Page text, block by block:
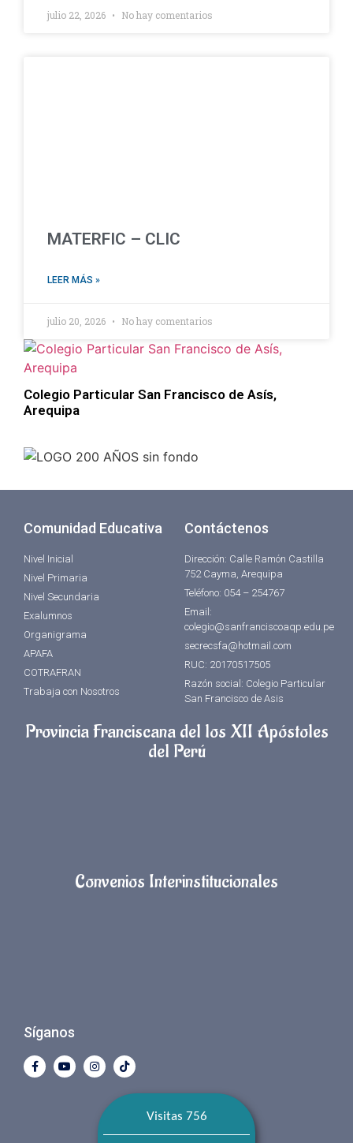
Colegio Particular San Francisco de Asís,
Arequipa
julio 22, 2026 No hay comentarios
MATERFIC – CLIC
LEER MÁS »
julio 20, 2026 No hay comentarios
Comunidad Educativa
Nivel Inicial
Nivel Primaria
Nivel Secundaria
Exalumnos
Organigrama
APAFA
COTRAFRAN
Trabaja con Nosotros
Contáctenos
Dirección: Calle Ramón Castilla
752 Cayma, Arequipa
Teléfono: 054 – 254767
Email:
colegio@sanfranciscoaqp.edu.pe
secrecsfa@hotmail.com
RUC: 20170517505
Razón social: Colegio Particular
San Francisco de Asis
Provincia Franciscana del los XII Apóstoles
del Perú
Convenios Interinstitucionales
Síganos
Visitas 756